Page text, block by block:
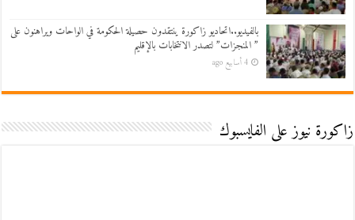
بالفيديو..اتحاديو زاكورة ينتقدون حصيلة الحكومة في الواحات ويراهنون على
” المنجزات” لتصدر الانتخابات بالإقليم
4 أسابيع ago
زاكورة نيوز على الفايسبوك